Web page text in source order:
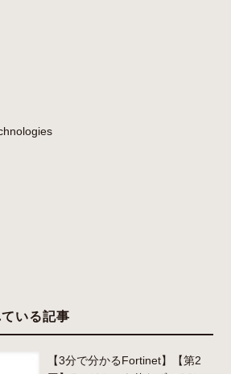
いる記事
【3分で分かるFortinet】【第2